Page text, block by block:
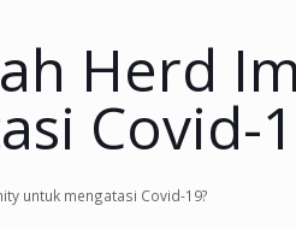
Herd
Covid-
untuk mengatasi Covid-19?